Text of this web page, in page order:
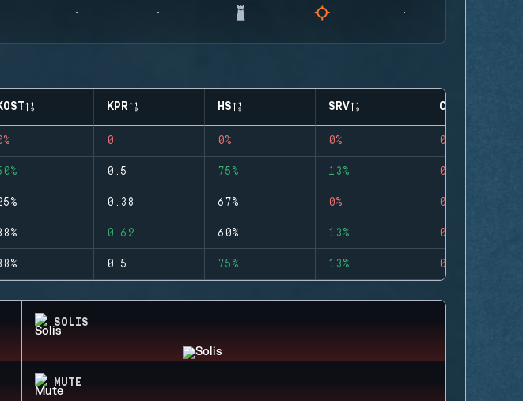
KPR HS SRV CLUTCHES
0 0% 0% 0
0.5 75% 13% 0
0.38 67% 0% 0
0.62 60% 13% 0
0.5 75% 13% 0
SOLIS
MUTE